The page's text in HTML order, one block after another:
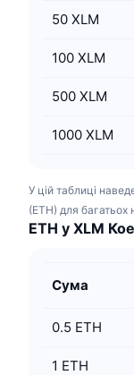
50 XLM
100 XLM
500 XLM
1000 XLM
У цій таблиці
(ETH) для
ETH у XLM
Сума
0.5 ETH
1 ETH